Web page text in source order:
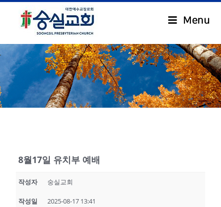
Menu
.
8월17일 유치부 예배
작성자 숭실교회
작성일 2025-08-17 13:41